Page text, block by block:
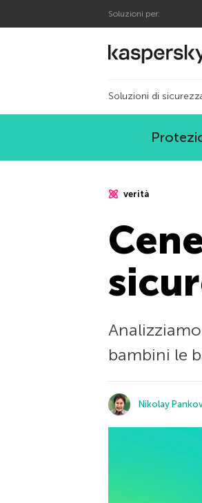
Soluzioni per:
Soluzioni di
verità
bambini le
Nikolay